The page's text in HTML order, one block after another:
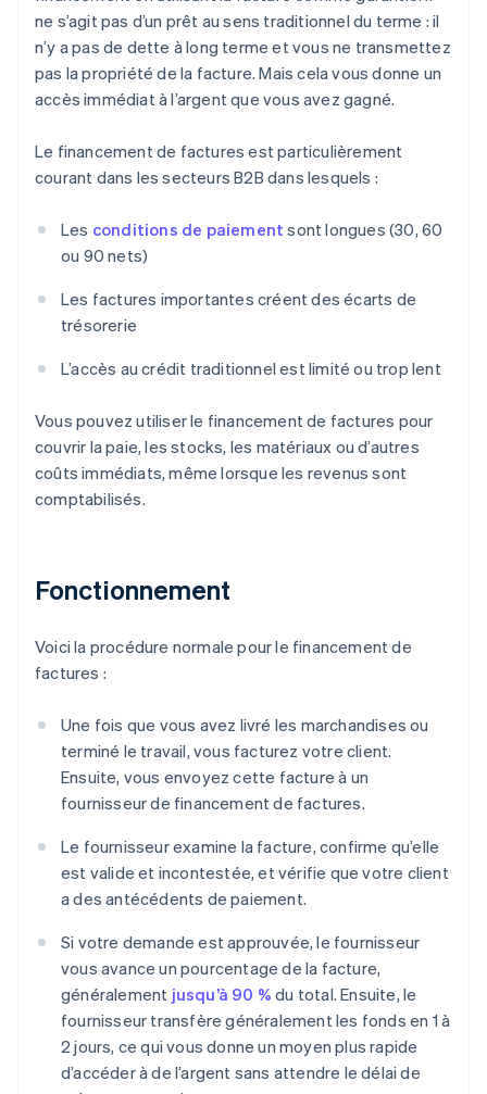
ne s’agit pas d’un prêt au sens traditionnel du terme : il
n’y a pas de dette à long terme et vous ne transmettez
pas la propriété de la facture. Mais cela vous donne un
accès immédiat à l’argent que vous avez gagné.
Le financement de factures est particulièrement
courant dans les secteurs B2B dans lesquels :
Les conditions de paiement sont longues (30, 60
ou 90 nets)
Les factures importantes créent des écarts de
trésorerie
L’accès au crédit traditionnel est limité ou trop lent
Vous pouvez utiliser le financement de factures pour
couvrir la paie, les stocks, les matériaux ou d’autres
coûts immédiats, même lorsque les revenus sont
comptabilisés.
Fonctionnement
Voici la procédure normale pour le financement de
factures :
Une fois que vous avez livré les marchandises ou
terminé le travail, vous facturez votre client.
Ensuite, vous envoyez cette facture à un
fournisseur de financement de factures.
Le fournisseur examine la facture, confirme qu’elle
est valide et incontestée, et vérifie que votre client
a des antécédents de paiement.
Si votre demande est approuvée, le fournisseur
vous avance un pourcentage de la facture,
généralement jusqu’à 90 % du total. Ensuite, le
fournisseur transfère généralement les fonds en 1 à
2 jours, ce qui vous donne un moyen plus rapide
d’accéder à de l’argent sans attendre le délai de